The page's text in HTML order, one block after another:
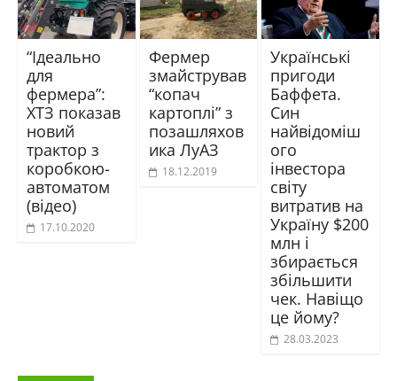
“Ідеально
для
фермера”:
ХТЗ показав
новий
трактор з
коробкою-
автоматом
(відео)
17.10.2020
Фермер
змайстрував
“копач
картоплі” з
позашляхов
ика ЛуАЗ
18.12.2019
Українські
пригоди
Баффета.
Син
найвідоміш
ого
інвестора
світу
витратив на
Україну $200
млн і
збирається
збільшити
чек. Навіщо
це йому?
28.03.2023